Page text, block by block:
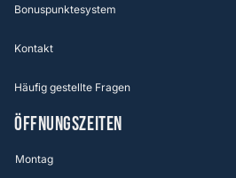
Bonuspunktesystem
Kontakt
Häufig gestellte Fragen
ÖFFNUNGSZEITEN
Montag